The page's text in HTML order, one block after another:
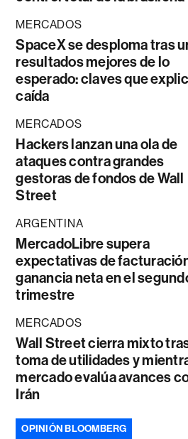
MERCADOS
SpaceX se desploma tras
resultados mejores de lo
esperado: claves que
caída
MERCADOS
Hackers lanzan una ola de
ataques contra grandes
gestoras de fondos de Wall
Street
ARGENTINA
MercadoLibre supera
expectativas de
ganancia neta en el
trimestre
MERCADOS
Wall Street cierra mixto
toma de utilidades y
mercado evalúa avances
Irán
OPINIÓN BLOOMBERG